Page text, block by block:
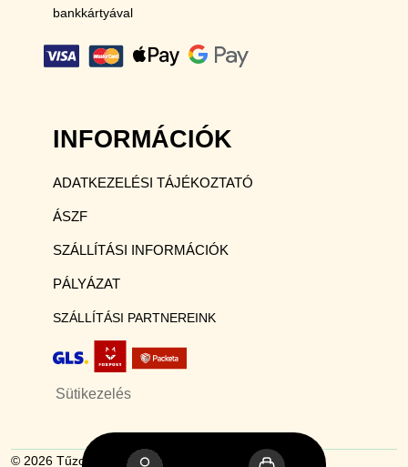
bankkártyával
INFORMÁCIÓK
ADATKEZELÉSI TÁJÉKOZTATÓ
ÁSZF
SZÁLLÍTÁSI INFORMÁCIÓK
PÁLYÁZAT
SZÁLLÍTÁSI PARTNEREINK
Sütikezelés
© 2026 Tűzoltókészülék webáruház